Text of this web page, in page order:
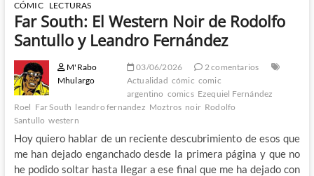
CÓMIC LECTURAS
Far South: El Western Noir de Rodolfo
Santullo y Leandro Fernández
M'Rabo
Mhulargo
03/06/2026
2 comentarios
Actualidad cómic comic
argentino comics Ezequiel Fernández
Roel Far South leandro fernandez Moztros noir Rodolfo
Santullo western
Hoy quiero hablar de un reciente descubrimiento de esos que
me han dejado enganchado desde la primera página y que no
he podido soltar hasta llegar a ese final que me ha dejado con